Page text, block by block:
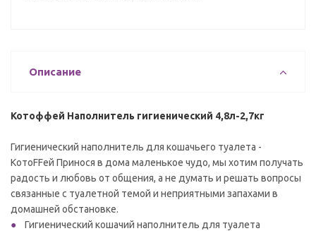
Описание
Котоффей Наполнитель гигиенический 4,8л-2,7кг
Гигиенический наполнитель для кошачьего туалета -
КотоFFей Принося в дома маленькое чудо, мы хотим получать
радость и любовь от общения, а не думать и решать вопросы
связанные с туалетной темой и неприятными запахами в
домашней обстановке.
Гигиенический кошачий наполнитель для туалета